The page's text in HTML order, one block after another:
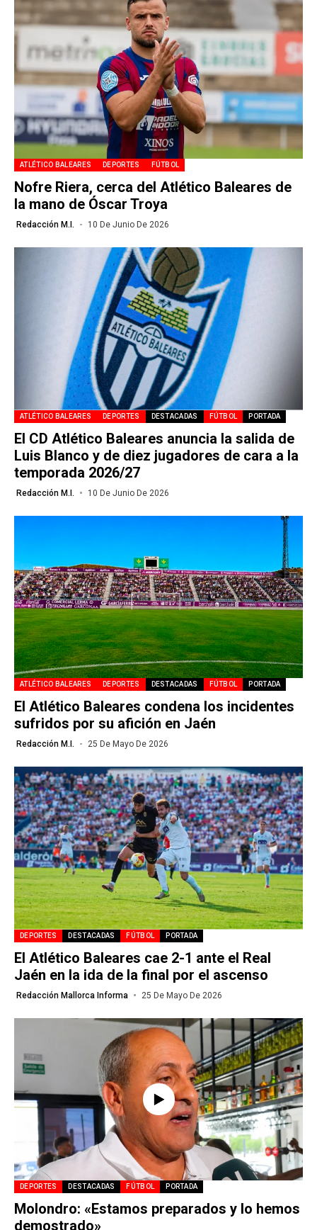
ATLÉTICO BALEARES DEPORTES FÚTBOL
Nofre Riera, cerca del Atlético Baleares de
la mano de Óscar Troya
Redacción M.I. 10 De Junio De 2026
ATLÉTICO BALEARES DEPORTES DESTACADAS FÚTBOL PORTADA
El CD Atlético Baleares anuncia la salida de
Luis Blanco y de diez jugadores de cara a la
temporada 2026/27
Redacción M.I. 10 De Junio De 2026
ATLÉTICO BALEARES DEPORTES DESTACADAS FÚTBOL PORTADA
El Atlético Baleares condena los incidentes
sufridos por su afición en Jaén
Redacción M.I. 25 De Mayo De 2026
DEPORTES DESTACADAS FÚTBOL PORTADA
El Atlético Baleares cae 2-1 ante el Real
Jaén en la ida de la final por el ascenso
Redacción Mallorca Informa 25 De Mayo De 2026
DEPORTES DESTACADAS FÚTBOL PORTADA
Molondro: «Estamos preparados y lo hemos
demostrado»